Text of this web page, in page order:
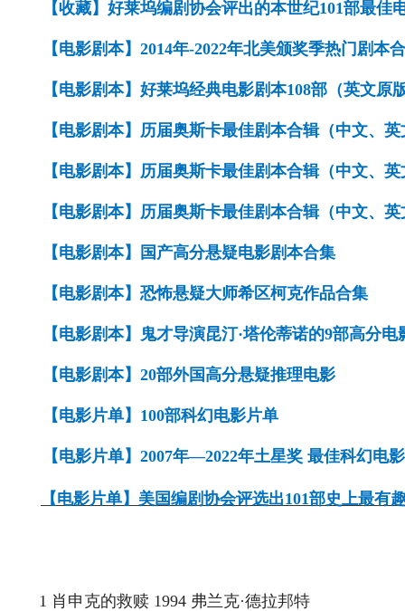
【收藏】好莱坞编剧协会评出的本世纪101部最佳
【电影剧本】2014年-2022年北美颁奖季热门剧本
【电影剧本】好莱坞经典电影剧本108部（英文原
【电影剧本】历届奥斯卡最佳剧本合辑（中文、
【电影剧本】历届奥斯卡最佳剧本合辑（中文、
【电影剧本】历届奥斯卡最佳剧本合辑（中文、
【电影剧本】国产高分悬疑电影剧本合集
【电影剧本】恐怖悬疑大师希区柯克作品合集
【电影剧本】鬼才导演昆汀·塔伦蒂诺的9部高分电
【电影剧本】20部外国高分悬疑推理电影
【电影片单】100部科幻电影片单
【电影片单】2007年—2022年土星奖 最佳科幻电
【电影片单】 美国编剧协会评选出101部史上最有
1 肖申克的救赎 1994 弗兰克·德拉邦特